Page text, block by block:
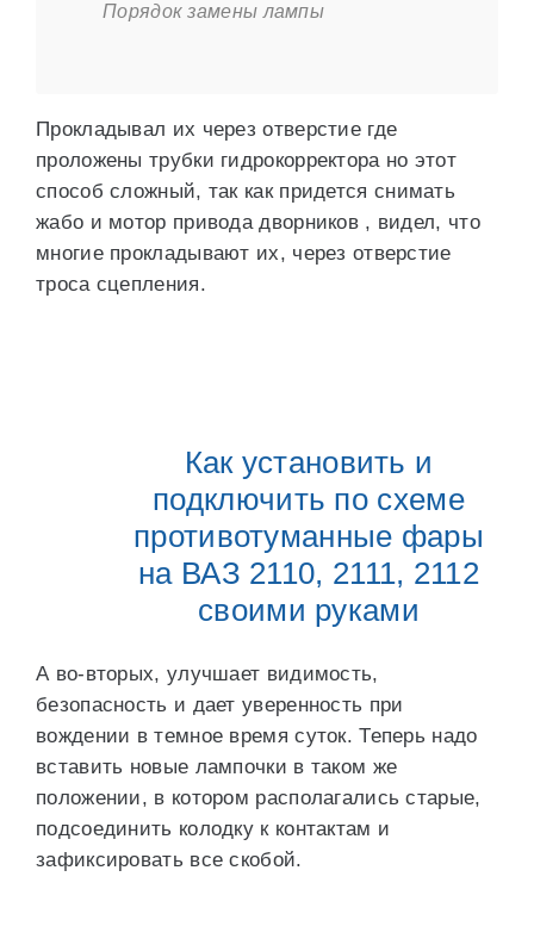
Порядок замены лампы
Прокладывал их через отверстие где
проложены трубки гидрокорректора но этот
способ сложный, так как придется снимать
жабо и мотор привода дворников , видел, что
многие прокладывают их, через отверстие
троса сцепления.
Как установить и
подключить по схеме
противотуманные фары
на ВАЗ 2110, 2111, 2112
своими руками
А во-вторых, улучшает видимость,
безопасность и дает уверенность при
вождении в темное время суток. Теперь надо
вставить новые лампочки в таком же
положении, в котором располагались старые,
подсоединить колодку к контактам и
зафиксировать все скобой.